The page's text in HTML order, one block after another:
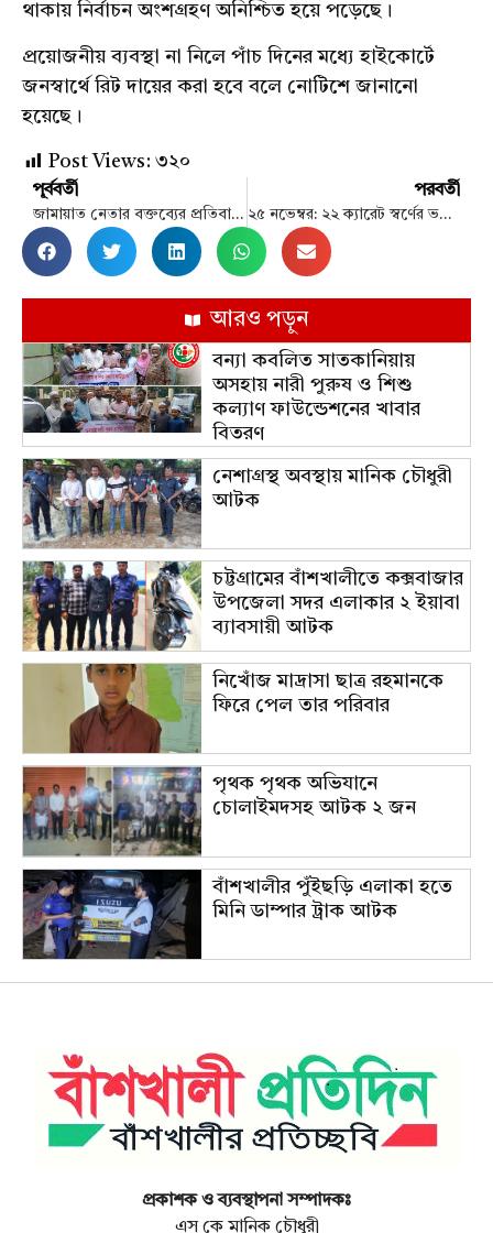
থাকায় নির্বাচন অংশগ্রহণ অনিশ্চিত হয়ে পড়েছে।
প্রয়োজনীয় ব্যবস্থা না নিলে পাঁচ দিনের মধ্যে হাইকোর্টে
জনস্বার্থে রিট দায়ের করা হবে বলে নোটিশে জানানো
হয়েছে।
Post Views: ৩২০
পূর্ববর্তী
জামায়াত নেতার বক্তব্যের প্রতিবাদ পুলিশ সার্ভিস অ্যাসোসিয়েশনের
পরবর্তী
২৫ নভেম্বর: ২২ ক্যারেট স্বর্ণের ভরি কত?
আরও পড়ুন
বন্যা কবলিত সাতকানিয়ায়
অসহায় নারী পুরুষ ও শিশু
কল্যাণ ফাউন্ডেশনের খাবার
বিতরণ
নেশাগ্রস্থ অবস্থায় মানিক চৌধুরী
আটক
চট্টগ্রামের বাঁশখালীতে কক্সবাজার
উপজেলা সদর এলাকার ২ ইয়াবা
ব্যাবসায়ী আটক
নিখোঁজ মাদ্রাসা ছাত্র রহমানকে
ফিরে পেল তার পরিবার
পৃথক পৃথক অভিযানে
চোলাইমদসহ আটক ২ জন
বাঁশখালীর পুঁইছড়ি এলাকা হতে
মিনি ডাম্পার ট্রাক আটক
প্রকাশক ও ব্যবস্থাপনা সম্পাদকঃ
এস কে মানিক চৌধুরী